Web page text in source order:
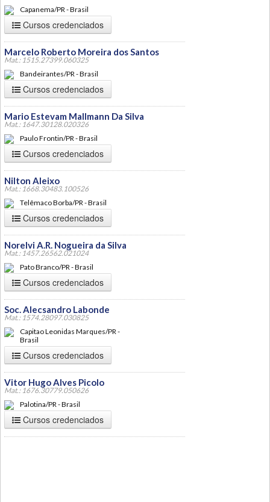
Capanema/PR - Brasil
Cursos credenciados
Marcelo Roberto Moreira dos Santos
Mat.: 1515.27399.060325
Bandeirantes/PR - Brasil
Cursos credenciados
Mario Estevam Mallmann Da Silva
Mat.: 1647.30128.020326
Paulo Frontin/PR - Brasil
Cursos credenciados
Nilton Aleixo
Mat.: 1668.30483.100526
Telêmaco Borba/PR - Brasil
Cursos credenciados
Norelvi A.R. Nogueira da Silva
Mat.: 1457.26562.021024
Pato Branco/PR - Brasil
Cursos credenciados
Soc. Alecsandro Labonde
Mat.: 1574.28097.030825
Capitao Leonidas Marques/PR -
Brasil
Cursos credenciados
Vitor Hugo Alves Picolo
Mat.: 1676.30779.050626
Palotina/PR - Brasil
Cursos credenciados